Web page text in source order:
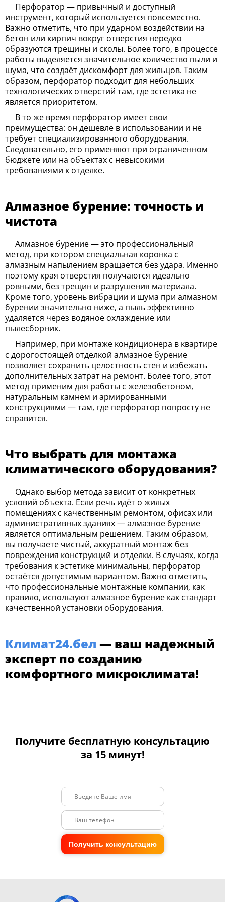
Перфоратор — привычный и доступный
инструмент, который используется повсеместно.
Важно отметить, что при ударном воздействии на
бетон или кирпич вокруг отверстия нередко
образуются трещины и сколы. Более того, в процессе
работы выделяется значительное количество пыли и
шума, что создаёт дискомфорт для жильцов. Таким
образом, перфоратор подходит для небольших
технологических отверстий там, где эстетика не
является приоритетом.
В то же время перфоратор имеет свои
преимущества: он дешевле в использовании и не
требует специализированного оборудования.
Следовательно, его применяют при ограниченном
бюджете или на объектах с невысокими
требованиями к отделке.
Алмазное бурение: точность и
чистота
Алмазное бурение — это профессиональный
метод, при котором специальная коронка с
алмазным напылением вращается без удара. Именно
поэтому края отверстия получаются идеально
ровными, без трещин и разрушения материала.
Кроме того, уровень вибрации и шума при алмазном
бурении значительно ниже, а пыль эффективно
удаляется через водяное охлаждение или
пылесборник.
Например, при монтаже кондиционера в квартире
с дорогостоящей отделкой алмазное бурение
позволяет сохранить целостность стен и избежать
дополнительных затрат на ремонт. Более того, этот
метод применим для работы с железобетоном,
натуральным камнем и армированными
конструкциями — там, где перфоратор попросту не
справится.
Что выбрать для монтажа
климатического оборудования?
Однако выбор метода зависит от конкретных
условий объекта. Если речь идёт о жилых
помещениях с качественным ремонтом, офисах или
административных зданиях — алмазное бурение
является оптимальным решением. Таким образом,
вы получаете чистый, аккуратный монтаж без
повреждения конструкций и отделки. В случаях, когда
требования к эстетике минимальны, перфоратор
остаётся допустимым вариантом. Важно отметить,
что профессиональные монтажные компании, как
правило, используют алмазное бурение как стандарт
качественной установки оборудования.
Климат24.бел — ваш надежный
эксперт по созданию
комфортного микроклимата!
Получите бесплатную консультацию
за 15 минут!
Получить консультацию